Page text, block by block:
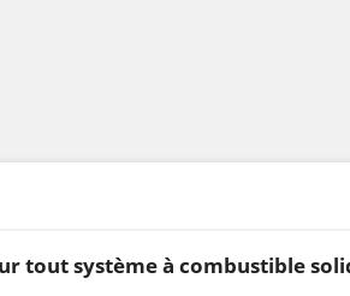
tout système à combustible